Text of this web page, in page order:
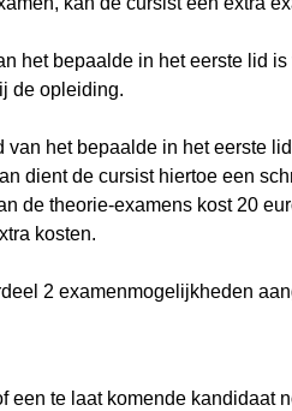
het bepaalde in het eerste lid
de opleiding.
van het bepaalde in het eerste
dient de cursist hiertoe een
de theorie-examens kost 20
kosten.
2 examenmogelijkheden
een te laat komende kandidaat